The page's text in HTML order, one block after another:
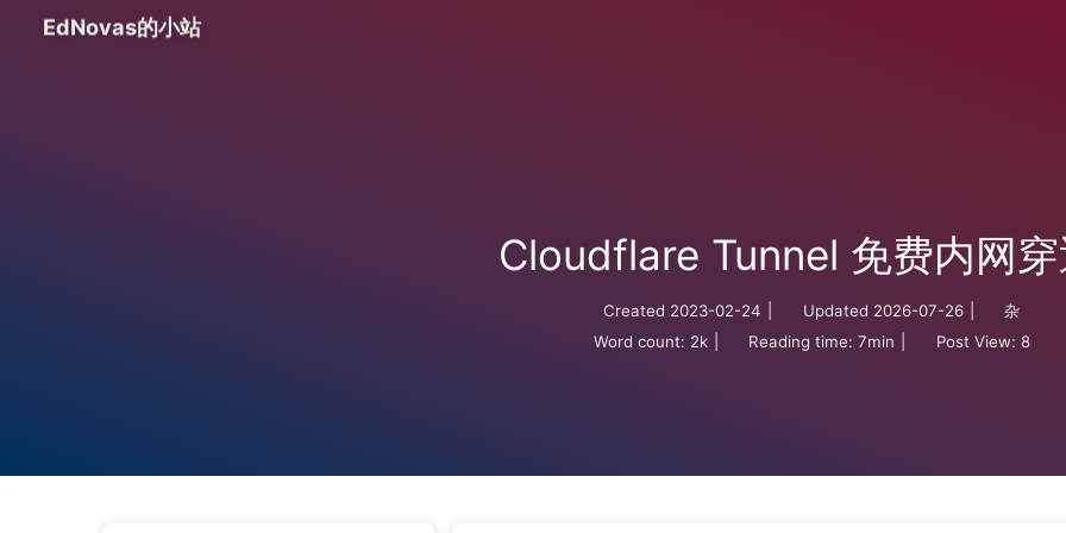
EdNovas的小站
Cloudflare Tunnel 免费内网
Created 2023-02-24 Updated 2026-07-26
杂
Word count: 2k Reading time: 7min Post View: 8